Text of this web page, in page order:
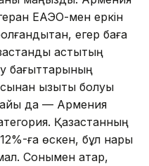
ЕАЭО-мен еркін
егер баға
астықтың
бағыттарының
қызықты болуы
да — Армения
Қазақстанның
ға өскен, бұл нарық
Сонымен қатар,